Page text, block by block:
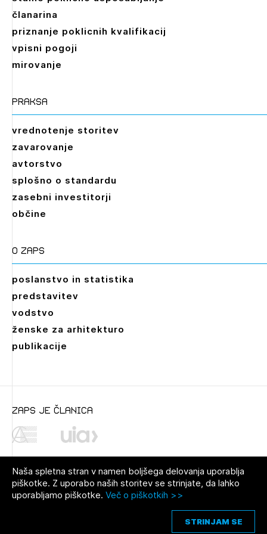
dostopate, se je potrebno prijaviti.
PRIJAVITE SE REGISTRIRAJTE SE
članarina
priznanje poklicnih kvalifikacij
vpisni pogoji
mirovanje
praksa
vrednotenje storitev
zavarovanje
avtorstvo
splošno o standardu
zasebni investitorji
občine
O zaps
poslanstvo in statistika
predstavitev
vodstvo
ženske za arhitekturo
publikacije
zaps je članica
© 2021 Zbornica za arhitekturo in
Pravno obvestilo
Piškotki
Naša spletna stran v namen boljšega delovanja uporablja
piškotke. Z uporabo naših storitev se strinjate, da lahko
uporabljamo piškotke. Več o piškotkih >>
STRINJAM SE